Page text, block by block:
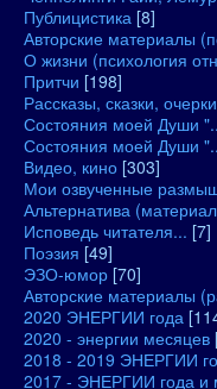
Публицистика [8]
Авторские материалы
О жизни (психология
Притчи [198]
Рассказы, сказки,
Состояния моей Души
Состояния моей Души
Видео, кино [303]
Мои озвученные
Альтернатива
Исповедь читателя... [7]
Поэзия [49]
ЭЗО-юмор [70]
Авторские материалы
2020 ЭНЕРГИИ года
2020 - энергии месяцев
2018 - 2019 ЭНЕРГИИ
2017 - ЭНЕРГИИ года и